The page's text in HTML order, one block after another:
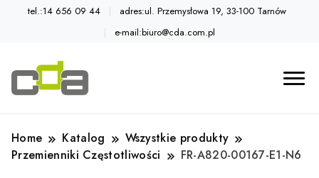
tel.:14 656 09 44
adres:ul. Przemysłowa 19, 33-100 Tarnów
e-mail:biuro@cda.com.pl
Home Katalog
Wszystkie produkty
Przemienniki Częstotliwości
FR-A820-00167-E1-N6